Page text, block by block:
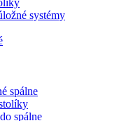
systémy
spálne
spálne